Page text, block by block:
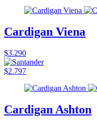
Cardigan Viena
$3.290
$2.797
Cardigan Ashton